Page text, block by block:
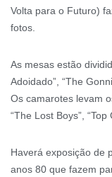
Volta para o Futuro)
fotos.
As mesas estão
Adoidado”, “The
Os camarotes levam
“The Lost Boys”, “Top
Haverá exposição de
anos 80 que fazem